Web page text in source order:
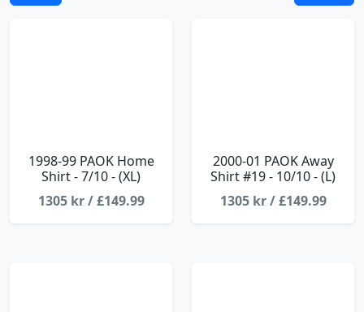
1998-99 PAOK Home
Shirt - 7/10 - (XL)
1305 kr / £149.99
2000-01 PAOK Away
Shirt #19 - 10/10 - (L)
1305 kr / £149.99